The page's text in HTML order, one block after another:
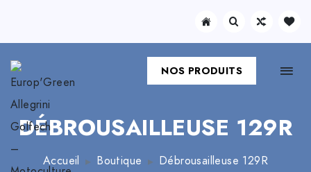
NOS PRODUITS
DÉBROUSAILLEUSE 129R
Accueil Boutique Débrousailleuse 129R